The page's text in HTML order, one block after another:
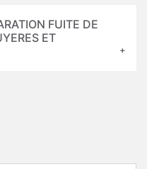
FUITE DE
ET